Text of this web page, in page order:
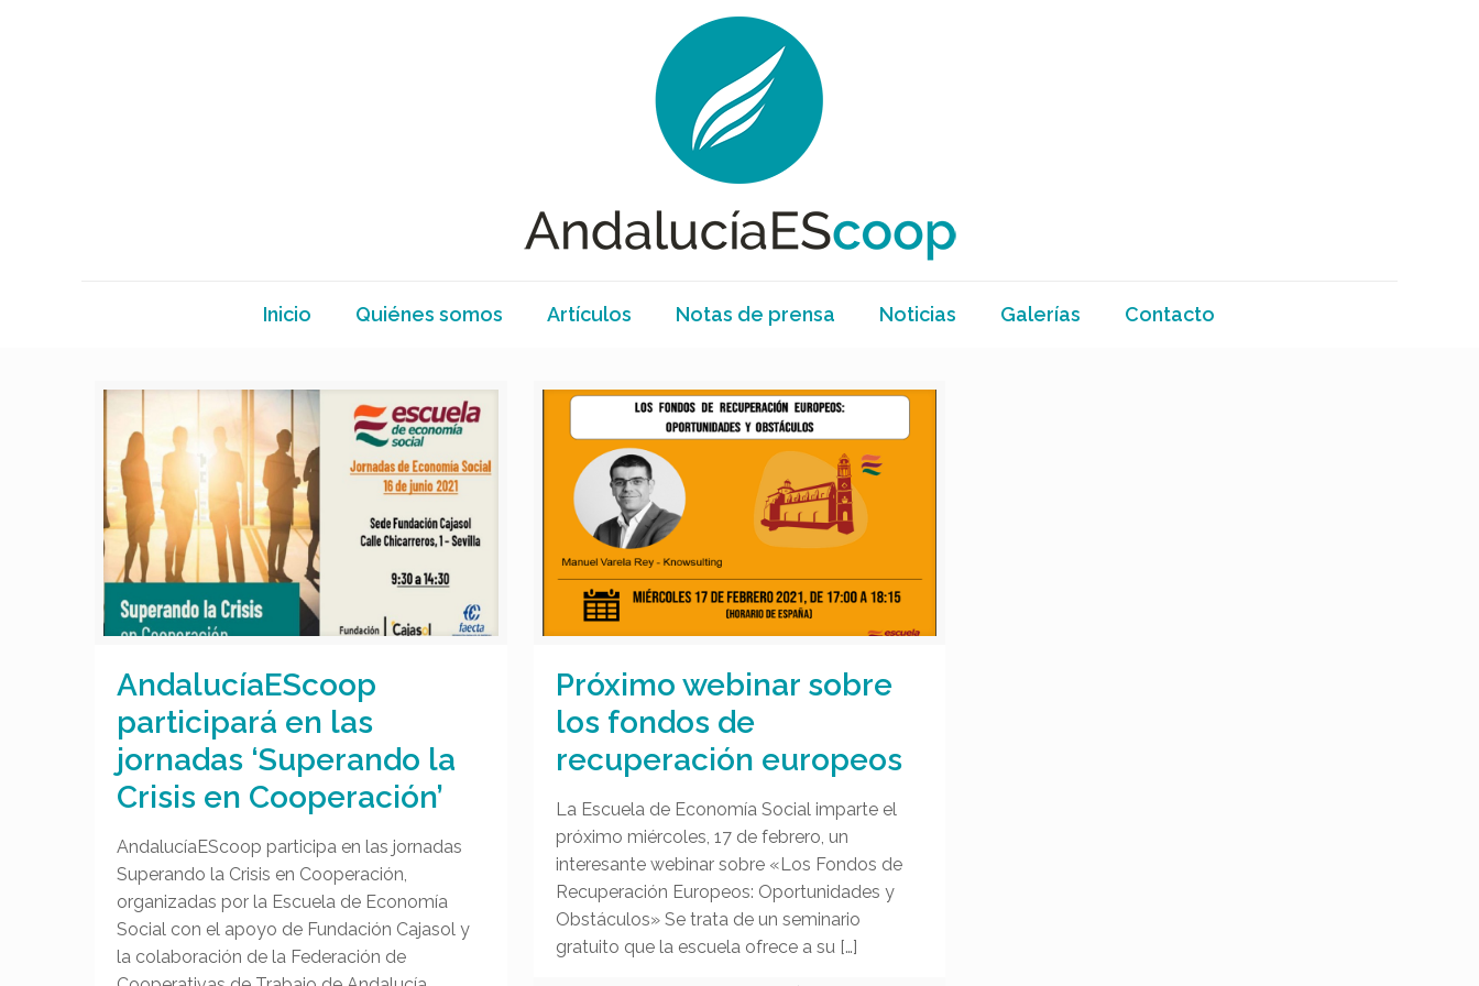
Inicio Quiénes somos Artículos Notas de prensa Noticias Galerías Contacto
AndalucíaEScoop
participará en las
jornadas ‘Superando la
Crisis en Cooperación’
AndalucíaEScoop participa en las jornadas
Superando la Crisis en Cooperación,
organizadas por la Escuela de Economía
Social con el apoyo de Fundación Cajasol y
la colaboración de la Federación de
Próximo webinar sobre
los fondos de
recuperación europeos
La Escuela de Economía Social imparte el
próximo miércoles, 17 de febrero, un
interesante webinar sobre «Los Fondos de
Recuperación Europeos: Oportunidades y
Obstáculos» Se trata de un seminario
gratuito que la escuela ofrece a su[…]